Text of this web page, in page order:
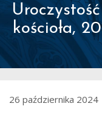
kościoła,
26 października 2024